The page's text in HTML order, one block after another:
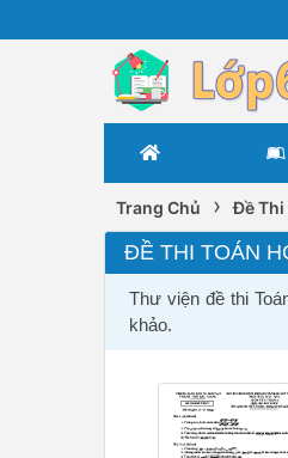
Trang Chủ › Đề Thi
ĐỀ THI TOÁN
Thư viện đề thi
khảo.